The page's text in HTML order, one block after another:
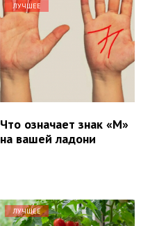
ЛУЧШЕЕ
Что означает знак «М»
на вашей ладони
ЛУЧШЕЕ